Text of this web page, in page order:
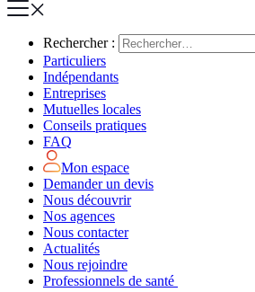
Rechercher :
Particuliers
Indépendants
Entreprises
Mutuelles locales
Conseils pratiques
FAQ
Mon espace
Demander un devis
Nous découvrir
Nos agences
Nous contacter
Actualités
Nous rejoindre
Professionnels de santé